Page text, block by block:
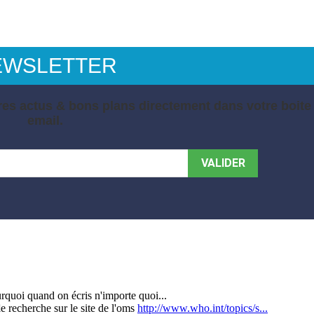
actus & bons plans directement dans votre boite
email.